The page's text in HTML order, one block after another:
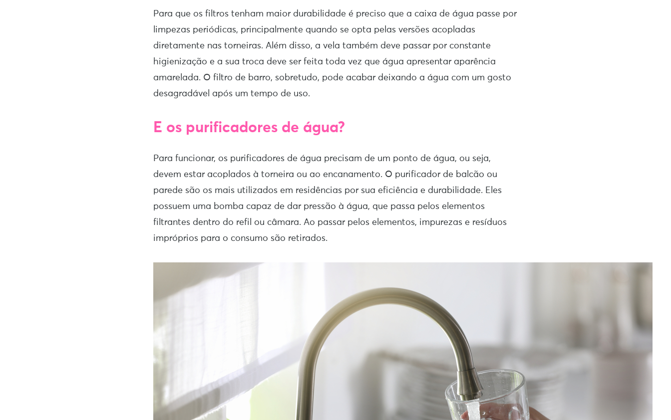
Para que os filtros tenham maior durabilidade é preciso que a caixa de água passe por
limpezas periódicas, principalmente quando se opta pelas versões acopladas
diretamente nas torneiras. Além disso, a vela também deve passar por constante
higienização e a sua troca deve ser feita toda vez que água apresentar aparência
amarelada. O filtro de barro, sobretudo, pode acabar deixando a água com um gosto
desagradável após um tempo de uso.
E os purificadores de água?
Para funcionar, os purificadores de água precisam de um ponto de água, ou seja,
devem estar acoplados à torneira ou ao encanamento. O purificador de balcão ou
parede são os mais utilizados em residências por sua eficiência e durabilidade. Eles
possuem uma bomba capaz de dar pressão à água, que passa pelos elementos
filtrantes dentro do refil ou câmara. Ao passar pelos elementos, impurezas e resíduos
impróprios para o consumo são retirados.